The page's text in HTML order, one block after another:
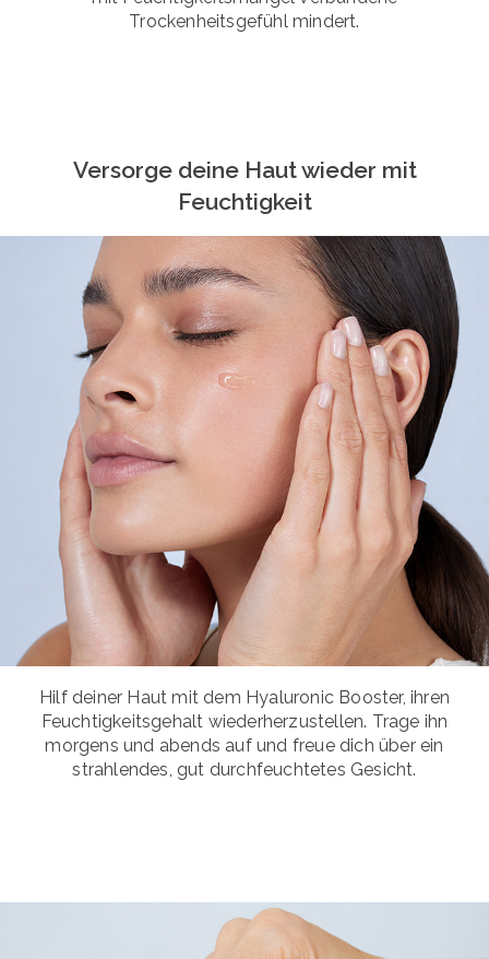
Trockenheitsgefühl mindert.
Versorge deine Haut wieder mit
Feuchtigkeit
Hilf deiner Haut mit dem Hyaluronic Booster, ihren
Feuchtigkeitsgehalt wiederherzustellen. Trage ihn
morgens und abends auf und freue dich über ein
strahlendes, gut durchfeuchtetes Gesicht.